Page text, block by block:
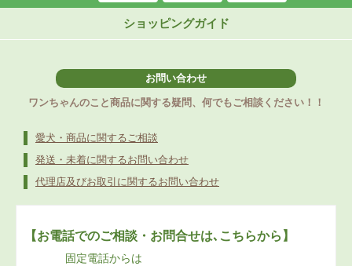
ショッピングガイド
お問い合わせ
ワンちゃんのこと商品に関する疑問、何でもご相談ください！！
愛犬・商品に関するご相談
発送・未着に関するお問い合わせ
代理店及びお取引に関するお問い合わせ
【お電話でのご相談・お問合せは､こちらから】
固定電話からは